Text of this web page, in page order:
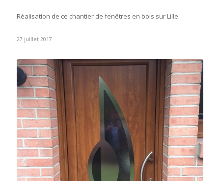
Réalisation de ce chantier de fenêtres en bois sur Lille.
27 juillet 2017